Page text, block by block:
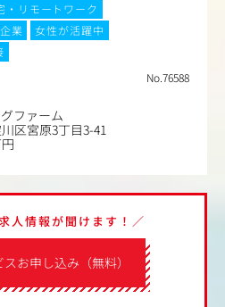
・リモートワーク
業
女性が活躍中
No.76588
ファーム
区宮原3丁目3-41
お申し込み（無料）
人情報が聞けます！／